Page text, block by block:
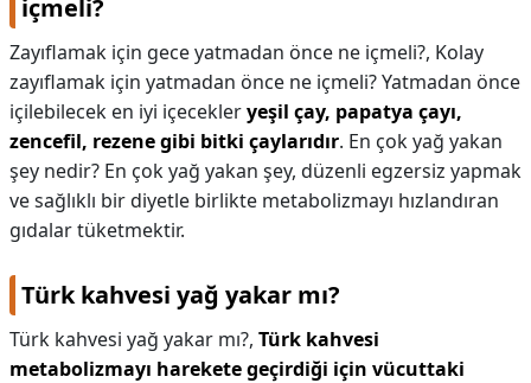
içmeli?
Zayıflamak için gece yatmadan önce ne içmeli?, Kolay
zayıflamak için yatmadan önce ne içmeli? Yatmadan önce
içilebilecek en iyi içecekleryeşil çay, papatya çayı,
zencefil, rezene gibi bitki çaylarıdır. En çok yağ yakan
şey nedir? En çok yağ yakan şey, düzenli egzersiz yapmak
ve sağlıklı bir diyetle birlikte metabolizmayı hızlandıran
gıdalar tüketmektir.
Türk kahvesi yağ yakar mı?
Türk kahvesi yağ yakar mı?, Türk kahvesi
metabolizmayı harekete geçirdiği için vücuttaki